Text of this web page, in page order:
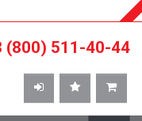
(800) 511-40-44